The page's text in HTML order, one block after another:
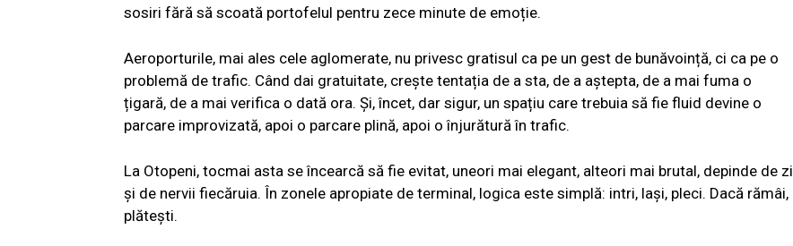
sosiri fără să scoată portofelul pentru zece minute de emoție.
Aeroporturile, mai ales cele aglomerate, nu privesc gratisul ca pe un gest de bunăvoință, ci ca pe o
problemă de trafic. Când dai gratuitate, crește tentația de a sta, de a aștepta, de a mai fuma o
țigară, de a mai verifica o dată ora. Și, încet, dar sigur, un spațiu care trebuia să fie fluid devine o
parcare improvizată, apoi o parcare plină, apoi o înjurătură în trafic.
La Otopeni, tocmai asta se încearcă să fie evitat, uneori mai elegant, alteori mai brutal, depinde de zi
și de nervii fiecăruia. În zonele apropiate de terminal, logica este simplă: intri, lași, pleci. Dacă rămâi,
plătești.